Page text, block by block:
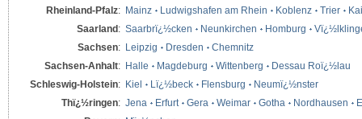
Rheinland-Pfalz: Mainz Ludwigshafen am Rhein Koblenz Trier
Saarland: Saarbrï¿½cken Neunkirchen Homburg
Sachsen: Leipzig Dresden
Chemnitz
Sachsen-Anhalt: Halle Magdeburg Wittenberg
Dessau Roï¿½lau
Schleswig-Holstein: Kiel Lï¿½beck Flensburg
Neumï¿½nster
Thï¿½ringen: Jena Erfurt Gera Weimar Gotha Nordhausen